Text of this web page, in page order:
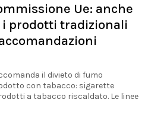
Ue: anche
prodotti tradizionali
il divieto di fumo
con tabacco: sigarette
a tabacco riscaldato. Le linee